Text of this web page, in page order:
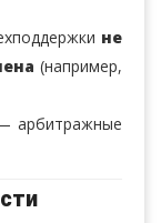
не
(например,
арбитражные